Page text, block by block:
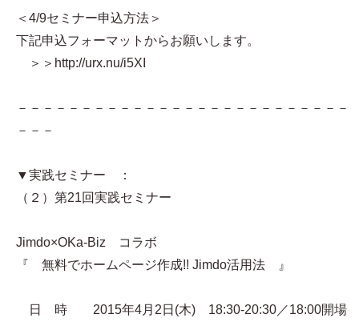
＜4/9セミナー申込方法＞
下記申込フォーマットからお願いします。
＞＞http://urx.nu/i5XI
－－－－－－－－－－－－－－－－－－－－－－－－－－
－－－
▼実践セミナー ：
（２）第21回実践セミナー
Jimdo×OKa-Biz コラボ
『 無料でホームページ作成!! Jimdo活用法 』
日 時 2015年4月2日(木) 18:30-20:30／18:00開場